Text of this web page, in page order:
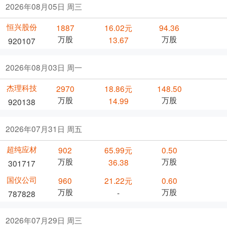
2026年08月05日 周三
恒兴股份
920107
1887
万股
16.02元
13.67
94.36
万股
2026年08月03日 周一
杰理科技
920138
2970
万股
18.86元
14.99
148.50
万股
2026年07月31日 周五
超纯应材
301717
902
万股
65.99元
36.38
0.50
万股
国仪公司
787828
960
万股
21.22元
-
0.60
万股
2026年07月29日 周三